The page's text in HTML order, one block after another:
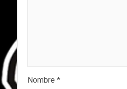
Nombre *